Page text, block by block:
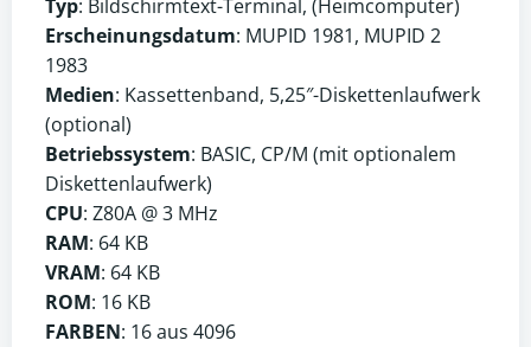
Typ: Bildschirmtext-Terminal, (Heimcomputer)
Erscheinungsdatum: MUPID 1981, MUPID 2
1983
Medien: Kassettenband, 5,25″-Diskettenlaufwerk
(optional)
Betriebssystem: BASIC, CP/M (mit optionalem
Diskettenlaufwerk)
CPU: Z80A @ 3 MHz
RAM: 64 KB
VRAM: 64 KB
ROM: 16 KB
FARBEN: 16 aus 4096